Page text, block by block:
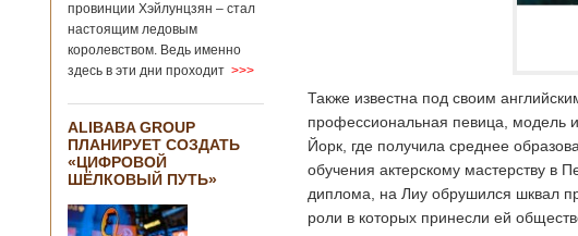
провинции Хэйлунцзян – стал
настоящим ледовым
королевством. Ведь именно
здесь в эти дни проходит >>>
ALIBABA GROUP
ПЛАНИРУЕТ СОЗДАТЬ
«ЦИФРОВОЙ
ШЁЛКОВЫЙ ПУТЬ»
Также известна под своим
профессиональная певица, модель
Йорк, где получила среднее
обучения актерскому мастерству в
диплома, на Лиу обрушился шквал
роли в которых принесли ей